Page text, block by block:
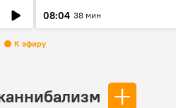
08:04 38 мин
К эфиру